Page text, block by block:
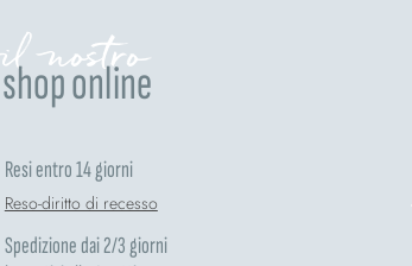
il nostro
shop online
Resi entro 14 giorni
Reso-diritto di recesso
Spedizione dai 2/3 giorni